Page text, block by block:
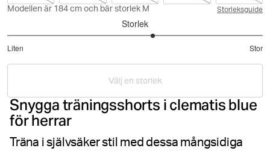
Modellen är 184 cm och bär storlek M Storleksguide
Storlek
Liten Stor
utav
5
betyg
Välj en storlek
Snygga träningsshorts i clematis blue
för herrar
Träna i självsäker stil med dessa mångsidiga